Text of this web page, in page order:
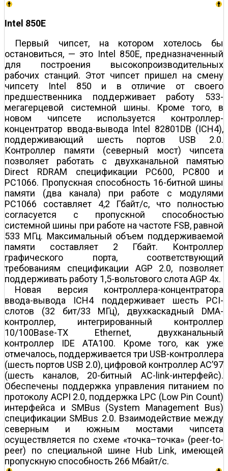
Intel 850E
Первый чипсет, на котором хотелось бы
остановиться, — это Intel 850E, предназначенный
для построения высокопроизводительных
рабочих станций. Этот чипсет пришел на смену
чипсету Intel 850 и в отличие от своего
предшественника поддерживает работу 533-
мегагерцевой системной шины. Кроме того, в
новом чипсете используется контроллер-
концентратор ввода-вывода Intel 82801DB (ICH4),
поддерживающий шесть портов USB 2.0.
Контроллер памяти (северный мост) чипсета
позволяет работать с двухканальной памятью
Direct RDRAM спецификации PC600, PC800 и
PC1066. Пропускная способность 16-битной шины
памяти (два канала) при работе с модулями
PC1066 составляет 4,2 Гбайт/с, что полностью
согласуется с пропускной способностью
системной шины при работе на частоте FSB, равной
533 МГц. Максимальный объем поддерживаемой
памяти составляет 2 Гбайт. Контроллер
графического порта, соответствующий
требованиям спецификации AGP 2.0, позволяет
поддерживать работу 1,5-вольтового слота AGP 4х.
Новая версия контроллера-концентратора
ввода-вывода ICH4 поддерживает шесть PCI-
слотов (32 бит/33 МГц), двухкаскадный DMA-
контроллер, интегрированный контроллер
10/100Base-TX Ethernet, двухканальный
контроллер IDE ATA100. Кроме того, как уже
отмечалось, поддерживается три USB-контроллера
(шесть портов USB 2.0), цифровой контроллер AC’97
(шесть каналов, 20-битный AC-link-интерфейс).
Обеспечены поддержка управления питанием по
протоколу ACPI 2.0, поддержка LPC (Low Pin Count)
интерфейса и SMBus (System Management Bus)
спецификации SMBus 2.0. Взаимодействие между
северным и южным мостами чипсета
осуществляется по схеме «точка–точка» (peer-to-
peer) по специальной шине Hub Link, имеющей
пропускную способность 266 Мбайт/с.